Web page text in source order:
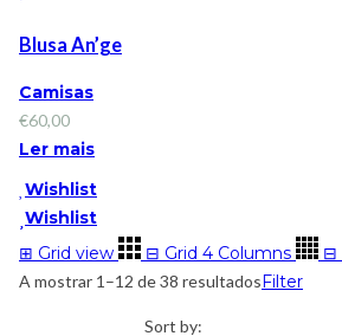
Blusa An’ge
Camisas
€60,00
Ler mais
Wishlist
Wishlist
⊞ Grid view ⊟ Grid 4 Columns ⊟
A mostrar 1–12 de 38 resultadosFilter
Sort by: